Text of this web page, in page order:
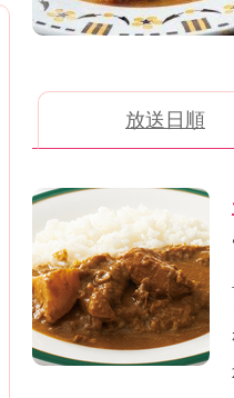
ル
「
き
の
料
理
」
放送日順